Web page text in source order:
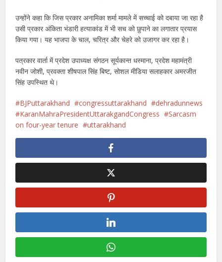
उन्होंने कहा कि जिस प्रकार अनामिका शर्मा मामले में सच्चाई को दबाया जा रहा है
उसी प्रकार अंकिता भंडारी हत्याकांड में भी सच को छुपाने का लगातार प्रयास
किया गया। यह भाजपा के चाल, चरित्र और चेहरे को उजागर कर रहा है।
पत्रकार वार्ता में प्रदेश उपाध्यक्ष संगठन सूर्यकान्त धस्माना, प्रदेश महामंत्री
नवीन जोशी, प्रवक्ता शीषपाल सिंह बिष्ट, सोशल मीडिया सलाहकार अमरजीत
सिंह उपस्थित थे।
BJPuttarakhand congressuttarakhand
dehradunnews
KaranMahraPresidentUttarakgandCongress
Sarcasm
on four-year tenure
uttarakhand